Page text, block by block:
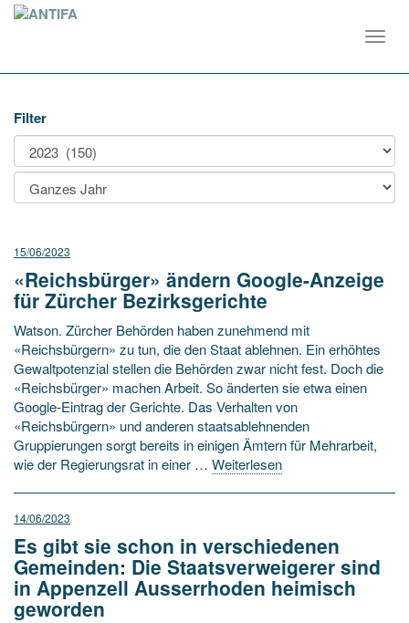
Filter
15/06/2023
«Reichsbürger» ändern Google-Anzeige
für Zürcher Bezirksgerichte
Watson. Zürcher Behörden haben zunehmend mit
«Reichsbürgern» zu tun, die den Staat ablehnen. Ein erhöhtes
Gewaltpotenzial stellen die Behörden zwar nicht fest. Doch die
«Reichsbürger» machen Arbeit. So änderten sie etwa einen
Google-Eintrag der Gerichte. Das Verhalten von
«Reichsbürgern» und anderen staatsablehnenden
Gruppierungen sorgt bereits in einigen Ämtern für Mehrarbeit,
wie der Regierungsrat in einer … Weiterlesen
14/06/2023
Es gibt sie schon in verschiedenen
Gemeinden: Die Staatsverweigerer sind
in Appenzell Ausserrhoden heimisch
geworden